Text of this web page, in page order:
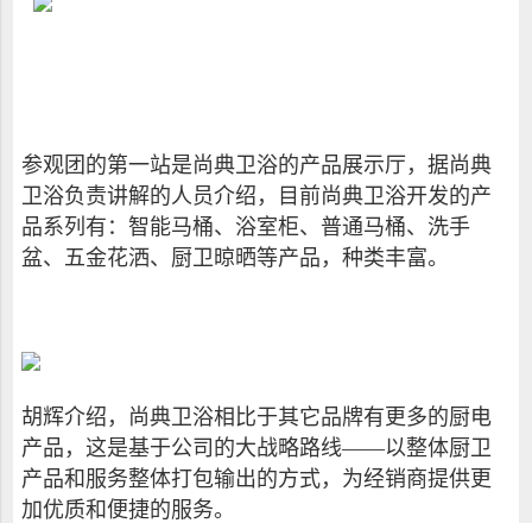
参观团的第一站是尚典卫浴的产品展示厅，据尚典
卫浴负责讲解的人员介绍，目前尚典卫浴开发的产
品系列有：智能马桶、浴室柜、普通马桶、洗手
盆、五金花洒、厨卫晾晒等产品，种类丰富。
胡辉介绍，尚典卫浴相比于其它品牌有更多的厨电
产品，这是基于公司的大战略路线——以整体厨卫
产品和服务整体打包输出的方式，为经销商提供更
加优质和便捷的服务。